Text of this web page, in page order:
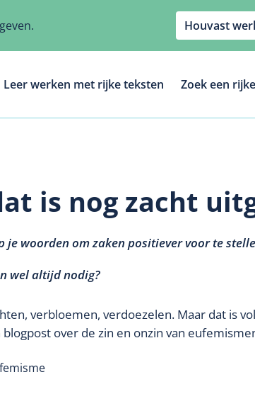
Houvast
Leer werken met rijke teksten Zoek een
is nog zacht
je woorden om zaken positiever voor te
wel altijd nodig?
verbloemen, verdoezelen. Maar dat is
blogpost over de zin en onzin van